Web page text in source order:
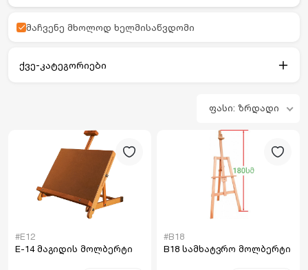
მაჩვენე მხოლოდ ხელმისაწვდომი
ქვე-კატეგორიები
ფასი: ზრდადი
#E12
E-14 მაგიდის მოლბერტი
#B18
B18 სამხატვრო მოლბერტი